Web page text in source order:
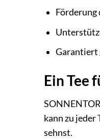
Garantiert
Ein Tee
kann zu jeder
sehnst.